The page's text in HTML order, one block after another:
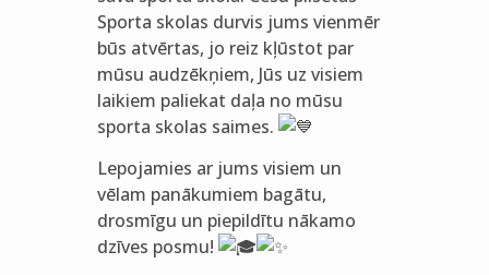
Sporta skolas durvis jums vienmēr
būs atvērtas, jo reiz kļūstot par
mūsu audzēkņiem, Jūs uz visiem
laikiem paliekat daļa no mūsu
sporta skolas saimes.
Lepojamies ar jums visiem un
vēlam panākumiem bagātu,
drosmīgu un piepildītu nākamo
dzīves posmu!